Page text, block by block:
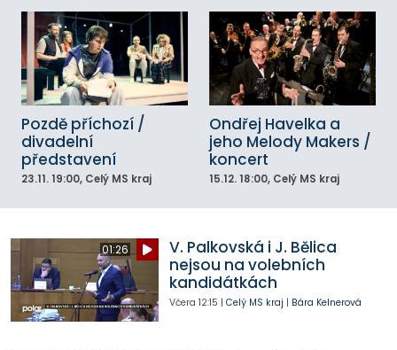
Pozdě příchozí /
divadelní
představení
23.11. 19:00, Celý MS kraj
Ondřej Havelka a
jeho Melody Makers /
koncert
15.12. 18:00, Celý MS kraj
01:26
V. Palkovská i J. Bělica
nejsou na volebních
kandidátkách
Včera 12:15 | Celý MS kraj | Bára Kelnerová